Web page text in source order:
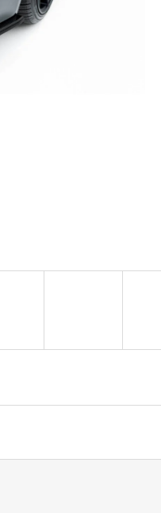
NGK ČERVENÝ